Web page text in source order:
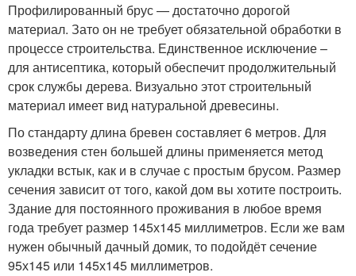
Профилированный брус — достаточно дорогой
материал. Зато он не требует обязательной обработки в
процессе строительства. Единственное исключение –
для антисептика, который обеспечит продолжительный
срок службы дерева. Визуально этот строительный
материал имеет вид натуральной древесины.
По стандарту длина бревен составляет 6 метров. Для
возведения стен большей длины применяется метод
укладки встык, как и в случае с простым брусом. Размер
сечения зависит от того, какой дом вы хотите построить.
Здание для постоянного проживания в любое время
года требует размер 145х145 миллиметров. Если же вам
нужен обычный дачный домик, то подойдёт сечение
95х145 или 145х145 миллиметров.